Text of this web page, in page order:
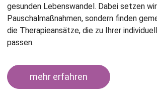
gesunden Lebenswandel. Dabei setzen
Pauschalmaßnahmen, sondern finden
die Therapieansätze, die zu Ihrer
passen.
mehr erfahren